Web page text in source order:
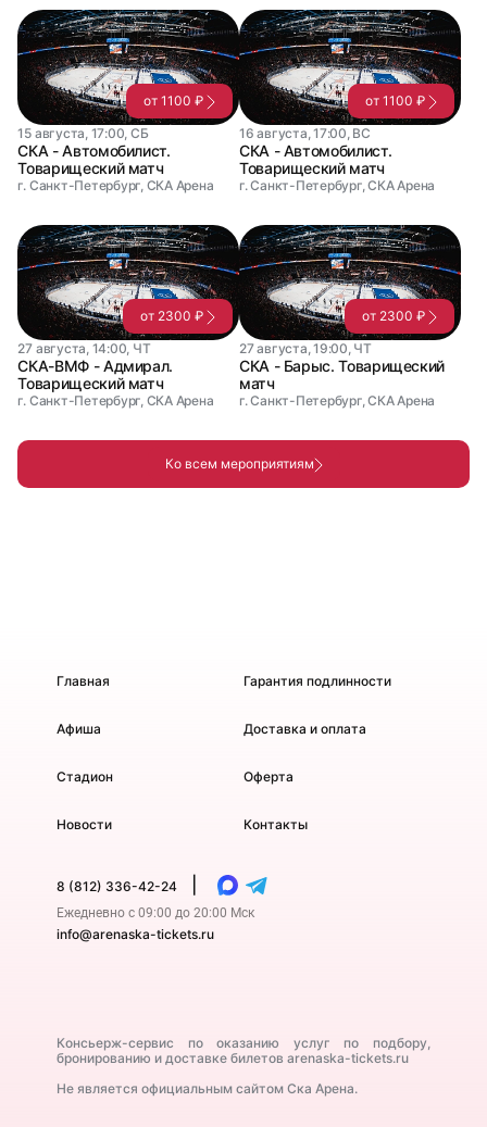
от 1100 ₽
15 августа, 17:00, СБ
СКА - Автомобилист.
Товарищеский матч
г. Санкт-Петербург, СКА Арена
от 1100 ₽
16 августа, 17:00, ВС
СКА - Автомобилист.
Товарищеский матч
г. Санкт-Петербург, СКА Арена
от 2300 ₽
27 августа, 14:00, ЧТ
СКА-ВМФ - Адмирал.
Товарищеский матч
г. Санкт-Петербург, СКА Арена
от 2300 ₽
27 августа, 19:00, ЧТ
СКА - Барыс. Товарищеский
матч
г. Санкт-Петербург, СКА Арена
Ко всем мероприятиям
Главная
Афиша
Стадион
Новости
Гарантия подлинности
Доставка и оплата
Оферта
Контакты
8 (812) 336-42-24
Ежедневно с 09:00 до 20:00 Мск
info@arenaska-tickets.ru
Консьерж-сервис по оказанию услуг по подбору,
бронированию и доставке билетов arenaska-tickets.ru
Не является официальным сайтом Ска Арена.